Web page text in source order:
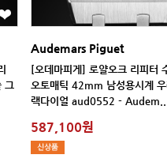
Audemars Piguet
랙다이얼 aud0552 - Audem..
587,100원